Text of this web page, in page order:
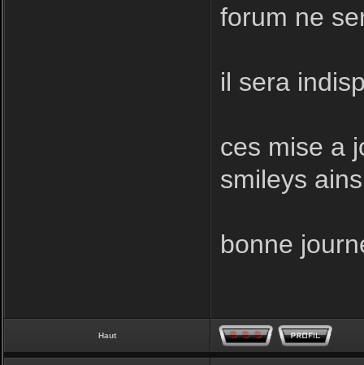
forum ne
il sera
ces mise a
smileys
bonne
Haut